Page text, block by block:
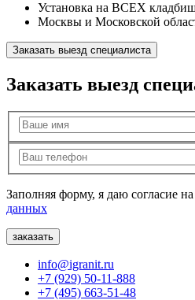
Установка на ВСЕХ
Москвы и Московской
Заказать выезд специалиста
Заказать выезд
Заполняя форму, я даю согласие на
данных
info@igranit.ru
+7 (929) 50-11-888
+7 (495) 663-51-48